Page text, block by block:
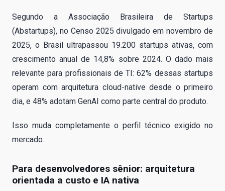
Segundo a Associação Brasileira de Startups
(Abstartups), no Censo 2025 divulgado em novembro de
2025, o Brasil ultrapassou 19.200 startups ativas, com
crescimento anual de 14,8% sobre 2024. O dado mais
relevante para profissionais de TI: 62% dessas startups
operam com arquitetura cloud-native desde o primeiro
dia, e 48% adotam GenAI como parte central do produto.
Isso muda completamente o perfil técnico exigido no
mercado.
Para desenvolvedores sênior: arquitetura
orientada a custo e IA nativa